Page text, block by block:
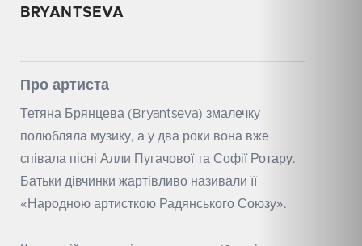
BRYANTSEVA
Про артиста
Тетяна Брянцева (Bryantseva) змалечку
полюбляла музику, а у два роки вона вже
співала пісні Алли Пугачової та Софії Ротару.
Батьки дівчинки жартівливо називали її
«Народною артисткою Радянського Союзу».